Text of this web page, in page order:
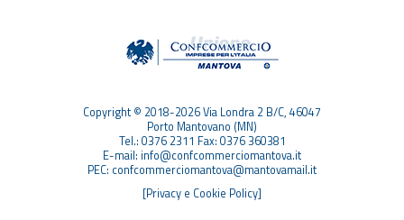
Copyright © 2018-2026 Via Londra 2 B/C, 46047
Porto Mantovano (MN)
Tel.: 0376 2311 Fax: 0376 360381
E-mail: info@confcommerciomantova.it
PEC: confcommerciomantova@mantovamail.it
[Privacy e Cookie Policy]